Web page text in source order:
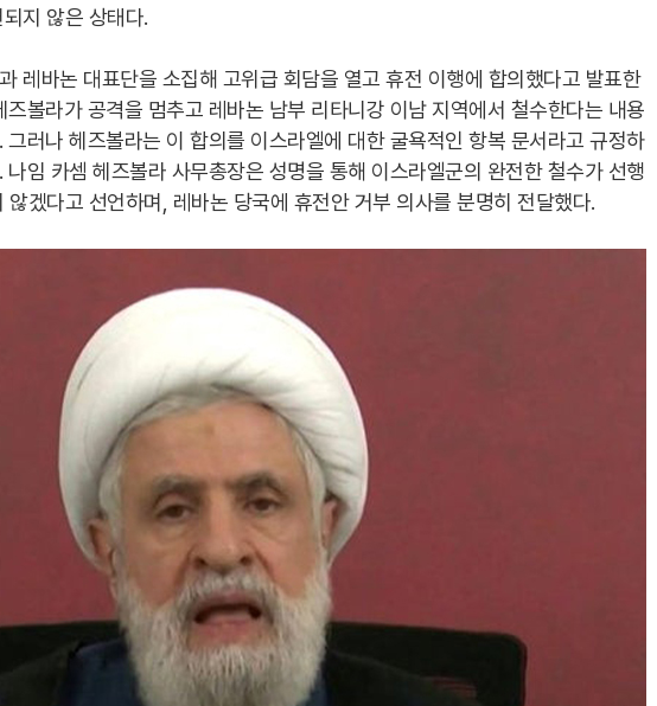
지 않은 상태다.
레바논 대표단을 소집해 고위급 회담을 열고 휴전 이행에 합의했다고 발표한
즈볼라가 공격을 멈추고 레바논 남부 리타니강 이남 지역에서 철수한다는 내용
그러나 헤즈볼라는 이 합의를 이스라엘에 대한 굴욕적인 항복 문서라고 규정하
나임 카셈 헤즈볼라 사무총장은 성명을 통해 이스라엘군의 완전한 철수가 선행
겠다고 선언하며, 레바논 당국에 휴전안 거부 의사를 분명히 전달했다.